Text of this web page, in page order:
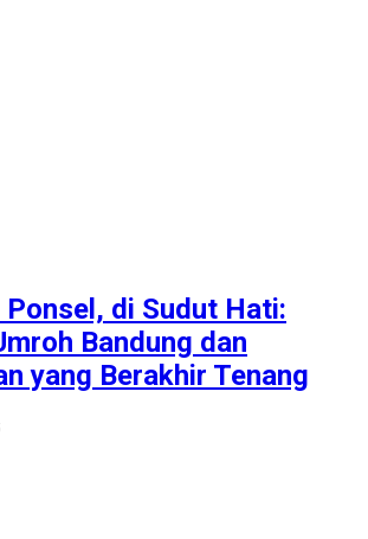
Ponsel, di Sudut Hati:
Bandung dan
yang Berakhir Tenang